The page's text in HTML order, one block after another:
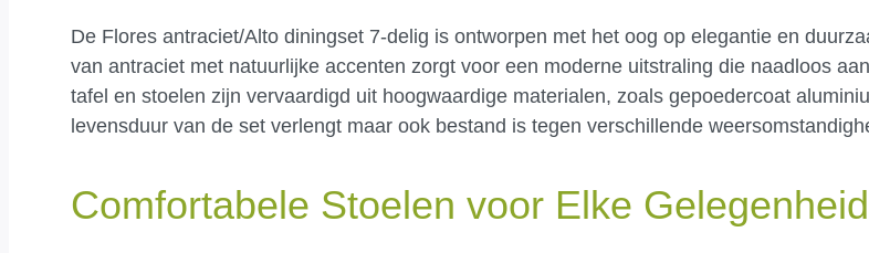
De Flores antraciet/Alto diningset 7-delig is ontworpen met het oog op elegantie en
van antraciet met natuurlijke accenten zorgt voor een moderne uitstraling die naadloos
tafel en stoelen zijn vervaardigd uit hoogwaardige materialen, zoals gepoedercoat
levensduur van de set verlengt maar ook bestand is tegen verschillende
Comfortabele Stoelen voor Elke Gelegenheid